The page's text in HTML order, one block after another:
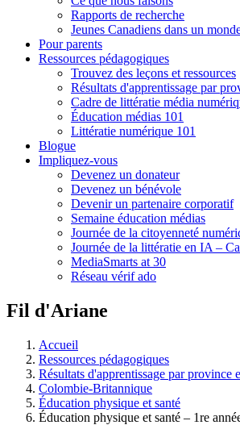
Rapports de recherche
Jeunes Canadiens dans un
Pour parents
Ressources pédagogiques
Trouvez des leçons et ressources
Résultats d'apprentissage par
Cadre de littératie média
Éducation médias 101
Littératie numérique 101
Blogue
Impliquez-vous
Devenez un donateur
Devenez un bénévole
Devenir un partenaire corporatif
Semaine éducation médias
Journée de la citoyenneté
Journée de la littératie en IA –
MediaSmarts at 30
Réseau vérif ado
Fil d'Ariane
Accueil
Ressources pédagogiques
Résultats d'apprentissage par province
Colombie-Britannique
Éducation physique et santé
Éducation physique et santé – 1re